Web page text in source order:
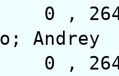
0 ,
Andrey
0